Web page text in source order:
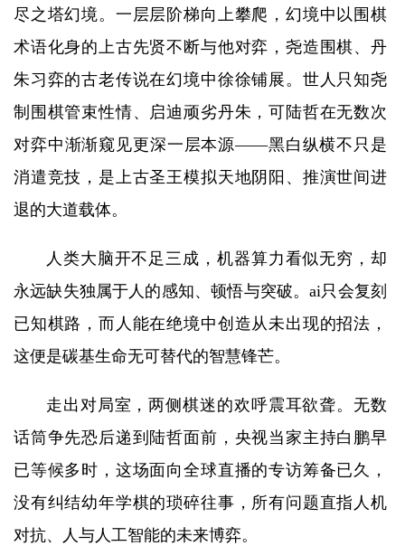
尽之塔幻境。一层层阶梯向上攀爬，幻境中以围棋
术语化身的上古先贤不断与他对弈，尧造围棋、丹
朱习弈的古老传说在幻境中徐徐铺展。世人只知尧
制围棋管束性情、启迪顽劣丹朱，可陆哲在无数次
对弈中渐渐窥见更深一层本源——黑白纵横不只是
消遣竞技，是上古圣王模拟天地阴阳、推演世间进
退的大道载体。
人类大脑开不足三成，机器算力看似无穷，却
永远缺失独属于人的感知、顿悟与突破。ai只会复刻
已知棋路，而人能在绝境中创造从未出现的招法，
这便是碳基生命无可替代的智慧锋芒。
走出对局室，两侧棋迷的欢呼震耳欲聋。无数
话筒争先恐后递到陆哲面前，央视当家主持白鹏早
已等候多时，这场面向全球直播的专访筹备已久，
没有纠结幼年学棋的琐碎往事，所有问题直指人机
对抗、人与人工智能的未来博弈。